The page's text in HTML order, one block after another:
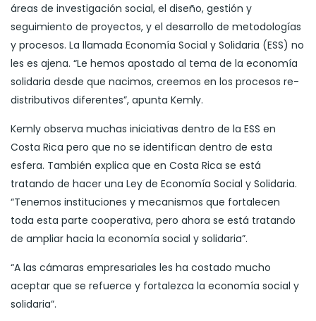
áreas de investigación social, el diseño, gestión y
seguimiento de proyectos, y el desarrollo de metodologías
y procesos. La llamada Economía Social y Solidaria (ESS) no
les es ajena. “Le hemos apostado al tema de la economía
solidaria desde que nacimos, creemos en los procesos re-
distributivos diferentes”, apunta Kemly.
Kemly observa muchas iniciativas dentro de la ESS en
Costa Rica pero que no se identifican dentro de esta
esfera. También explica que en Costa Rica se está
tratando de hacer una Ley de Economía Social y Solidaria.
“Tenemos instituciones y mecanismos que fortalecen
toda esta parte cooperativa, pero ahora se está tratando
de ampliar hacia la economía social y solidaria”.
“A las cámaras empresariales les ha costado mucho
aceptar que se refuerce y fortalezca la economía social y
solidaria”.